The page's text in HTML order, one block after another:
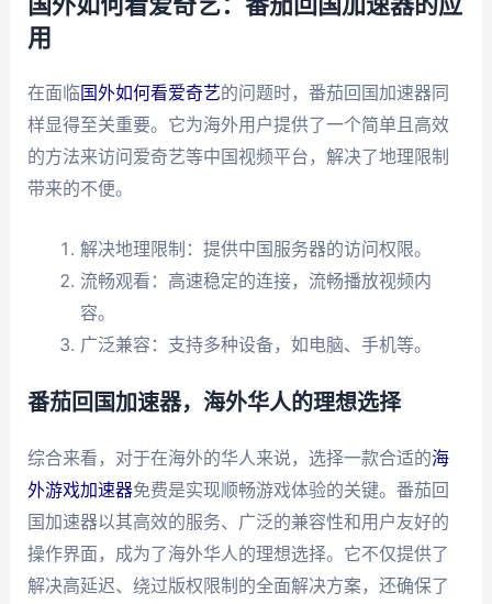
国外如何看爱奇艺：番茄回国加速器的应
用
在面临国外如何看爱奇艺的问题时，番茄回国加速器同
样显得至关重要。它为海外用户提供了一个简单且高效
的方法来访问爱奇艺等中国视频平台，解决了地理限制
带来的不便。
解决地理限制：提供中国服务器的访问权限。
流畅观看：高速稳定的连接，流畅播放视频内
容。
广泛兼容：支持多种设备，如电脑、手机等。
番茄回国加速器，海外华人的理想选择
综合来看，对于在海外的华人来说，选择一款合适的海
外游戏加速器免费是实现顺畅游戏体验的关键。番茄回
国加速器以其高效的服务、广泛的兼容性和用户友好的
操作界面，成为了海外华人的理想选择。它不仅提供了
解决高延迟、绕过版权限制的全面解决方案，还确保了